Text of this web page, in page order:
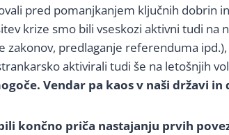
pred pomanjkanjem ključnih dobrin
krize smo bili vseskozi aktivni tudi na
zakonov, predlaganje referenduma
aktivirali tudi še na letošnjih
Vendar pa kaos v naši državi
končno priča nastajanju prvih